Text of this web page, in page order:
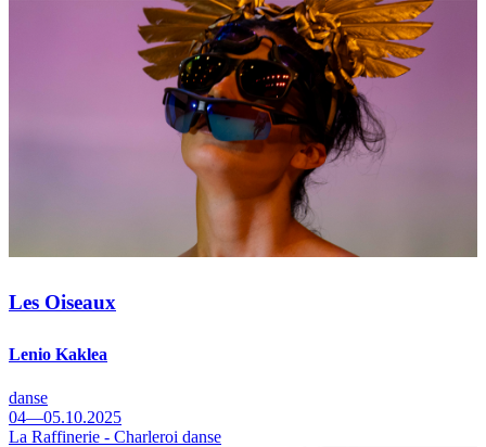
Les Oiseaux
Lenio Kaklea
danse
04—05.10.2025
La Raffinerie - Charleroi danse